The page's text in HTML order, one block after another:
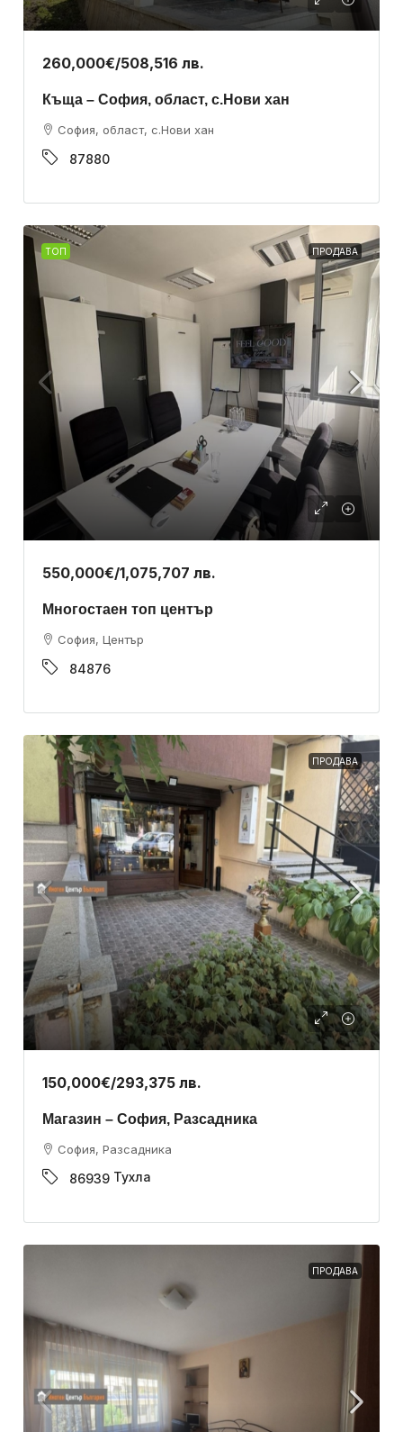
260,000€/508,516 лв.
Къща – София, област, с.Нови хан
София, област, с.Нови хан
87880
ТОП ПРОДАВА
550,000€/1,075,707 лв.
Многостаен топ център
София, Център
84876
ПРОДАВА
150,000€/293,375 лв.
Магазин – София, Разсадника
София, Разсадника
86939 Тухла
ПРОДАВА